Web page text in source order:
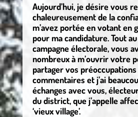
Aujourd’hui, je désire vous
chaleureusement de la
m’avez portée en votant en
pour ma candidature. Tout
campagne électorale, vous
nombreux à m’ouvrir votre
partager vos
commentaires et j’ai
échanges avec vous,
du district, que j’appelle
‘vieux village’.